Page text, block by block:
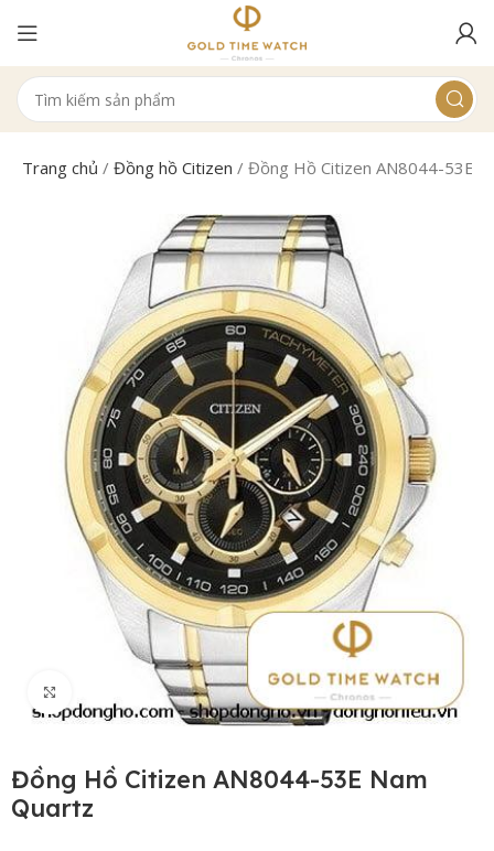
Trang chủ /Đồng hồ Citizen /Đồng Hồ Citizen AN8044-53E
Click to enlarge
Đồng Hồ Citizen AN8044-53E Nam
Quartz